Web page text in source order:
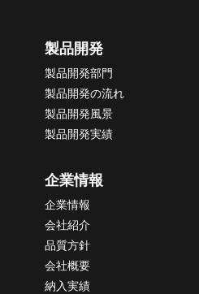
製品開発
製品開発部門
製品開発の流れ
製品開発風景
製品開発実績
企業情報
企業情報
会社紹介
品質方針
会社概要
納入実績